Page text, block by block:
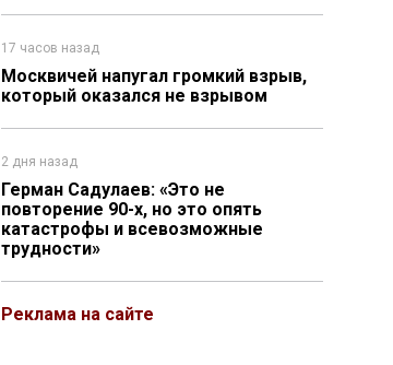
17 часов назад
Москвичей напугал громкий взрыв,
который оказался не взрывом
2 дня назад
Герман Садулаев: «Это не
повторение 90-х, но это опять
катастрофы и всевозможные
трудности»
Реклама на сайте